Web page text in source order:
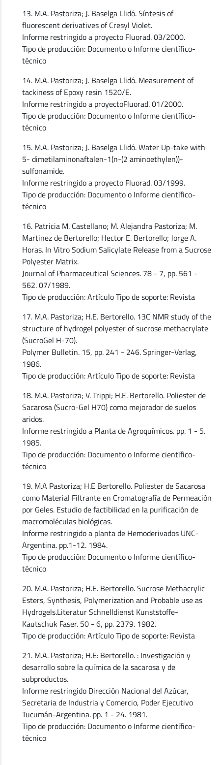
13. M.A. Pastoriza; J. Baselga Llidó. Síntesis of
fluorescent derivatives of Cresyl Violet.
Informe restringido a proyecto Fluorad. 03/2000.
Tipo de producción: Documento o Informe científico-
técnico
14. M.A. Pastoriza; J. Baselga Llidó. Measurement of
tackiness of Epoxy resin 1520/E.
Informe restringido a proyectoFluorad. 01/2000.
Tipo de producción: Documento o Informe científico-
técnico
15. M.A. Pastoriza; J. Baselga Llidó. Water Up-take with
5- dimetilaminonaftalen-1(n-(2 aminoethylen))-
sulfonamide.
Informe restringido a proyecto Fluorad. 03/1999.
Tipo de producción: Documento o Informe científico-
técnico
16. Patricia M. Castellano; M. Alejandra Pastoriza; M.
Martinez de Bertorello; Hector E. Bertorello; Jorge A.
Horas. In Vitro Sodium Salicylate Release from a Sucrose
Polyester Matrix.
Journal of Pharmaceutical Sciences. 78 - 7, pp. 561 -
562. 07/1989.
Tipo de producción: Artículo Tipo de soporte: Revista
17. M.A. Pastoriza; H.E. Bertorello. 13C NMR study of the
structure of hydrogel polyester of sucrose methacrylate
(SucroGel H-70).
Polymer Bulletin. 15, pp. 241 - 246. Springer-Verlag,
1986.
Tipo de producción: Artículo Tipo de soporte: Revista
18. M.A. Pastoriza; V. Trippi; H.E. Bertorello. Poliester de
Sacarosa (Sucro-Gel H70) como mejorador de suelos
aridos.
Informe restringido a Planta de Agroquímicos. pp. 1 - 5.
1985.
Tipo de producción: Documento o Informe científico-
técnico
19. M.A Pastoriza; H.E Bertorello. Poliester de Sacarosa
como Material Filtrante en Cromatografía de Permeación
por Geles. Estudio de factibilidad en la purificación de
macromoléculas biológicas.
Informe restringido a planta de Hemoderivados UNC-
Argentina. pp.1-12. 1984.
Tipo de producción: Documento o Informe científico-
técnico
20. M.A. Pastoriza; H.E. Bertorello. Sucrose Methacrylic
Esters, Synthesis, Polymerization and Probable use as
Hydrogels.Literatur Schnelldienst Kunststoffe-
Kautschuk Faser. 50 - 6, pp. 2379. 1982.
Tipo de producción: Artículo Tipo de soporte: Revista
21. M.A. Pastoriza; H.E: Bertorello. : Investigación y
desarrollo sobre la química de la sacarosa y de
subproductos.
Informe restringido Dirección Nacional del Azúcar,
Secretaria de Industria y Comercio, Poder Ejecutivo
Tucumán-Argentina. pp. 1 - 24. 1981.
Tipo de producción: Documento o Informe científico-
técnico